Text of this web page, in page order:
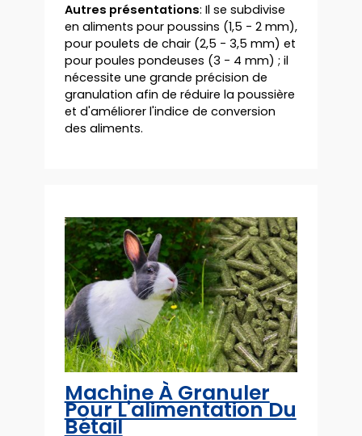
Autres présentations: Il se subdivise
en aliments pour poussins (1,5 - 2 mm),
pour poulets de chair (2,5 - 3,5 mm) et
pour poules pondeuses (3 - 4 mm) ; il
nécessite une grande précision de
granulation afin de réduire la poussière
et d'améliorer l'indice de conversion
des aliments.
Machine À Granuler
Pour L'alimentation Du
Bétail